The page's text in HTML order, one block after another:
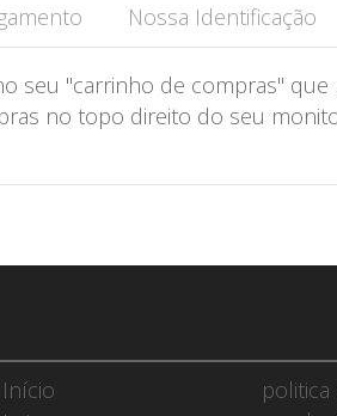
Nossa Identificação
seu "carrinho de compras" que
no topo direito do seu
Início
politica